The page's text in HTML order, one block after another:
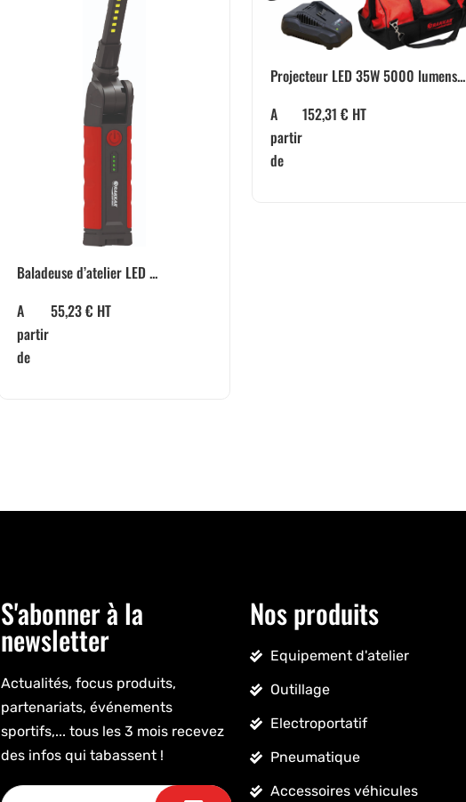
Baladeuse d’atelier LED ...
A
partir
de
55,23€ HT
Projecteur LED 35W 5000 lumens...
A
partir
de
152,31 € HT
S'abonner à la
newsletter
Actualités, focus produits,
partenariats, événements
sportifs,... tous les 3 mois recevez
des infos qui tabassent !
Nos produits
Equipement d'atelier
Outillage
Electroportatif
Pneumatique
Accessoires véhicules